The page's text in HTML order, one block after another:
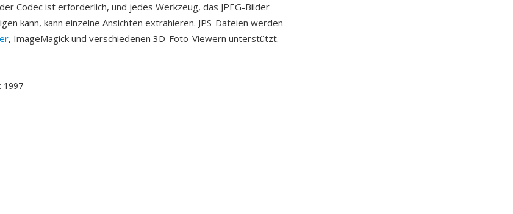
Codec ist erforderlich, und jedes Werkzeug, das JPEG-Bilder
kann, kann einzelne Ansichten extrahieren. JPS-Dateien werden
, ImageMagick und verschiedenen 3D-Foto-Viewern unterstützt.
: 1997